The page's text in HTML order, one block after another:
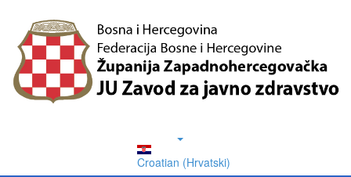
Croatian (Hrvatski)